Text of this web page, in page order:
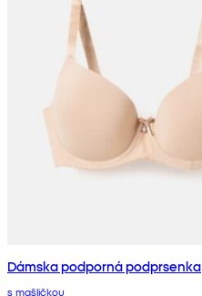
Dámska podporná podprsenka
s mašličkou